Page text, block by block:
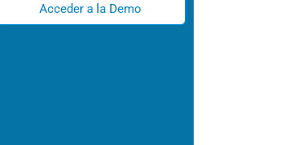
Acceder a la Demo